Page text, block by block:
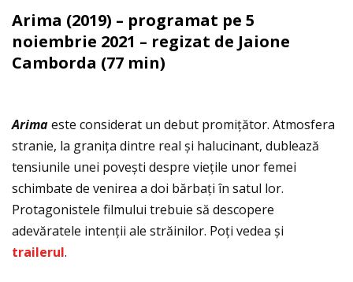
Arima (2019) – programat pe 5
noiembrie 2021 – regizat de Jaione
Camborda (77 min)
Arimaeste considerat un debut promiţător. Atmosfera
stranie, la graniţa dintre real și halucinant, dublează
tensiunile unei povești despre vieţile unor femei
schimbate de venirea a doi bărbaţi în satul lor.
Protagonistele filmului trebuie să descopere
adevăratele intenţii ale străinilor. Poţi vedea și
trailerul.